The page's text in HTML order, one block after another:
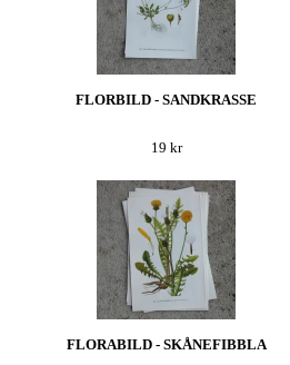
FLORBILD - SANDKRASSE
19 kr
FLORABILD - SKÅNEFIBBLA